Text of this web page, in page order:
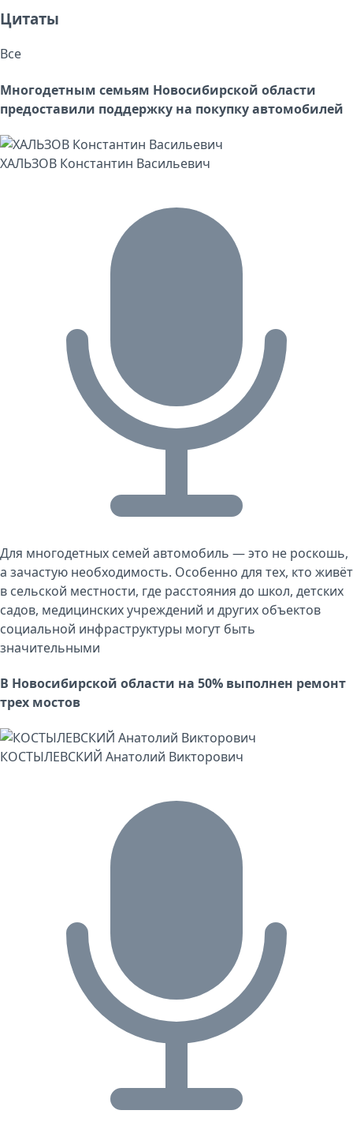
Цитаты
Все
Многодетным семьям Новосибирской области
предоставили поддержку на покупку автомобилей
ХАЛЬЗОВ Константин Васильевич
Для многодетных семей автомобиль — это не роскошь,
а зачастую необходимость. Особенно для тех, кто живёт
в сельской местности, где расстояния до школ, детских
садов, медицинских учреждений и других объектов
социальной инфраструктуры могут быть
значительными
В Новосибирской области на 50% выполнен ремонт
трех мостов
КОСТЫЛЕВСКИЙ Анатолий Викторович